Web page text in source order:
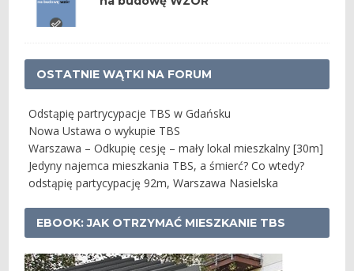
OSTATNIE WĄTKI NA FORUM
Odstąpię partrycypacje TBS w Gdańsku
Nowa Ustawa o wykupie TBS
Warszawa – Odkupię cesję – mały lokal mieszkalny [30m]
Jedyny najemca mieszkania TBS, a śmierć? Co wtedy?
odstąpię partycypację 92m, Warszawa Nasielska
EBOOK: JAK OTRZYMAĆ MIESZKANIE TBS